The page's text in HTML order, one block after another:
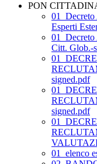
PON
Esperti
Citt. Glob.-
signed.pdf
signed.pdf
01_elenco